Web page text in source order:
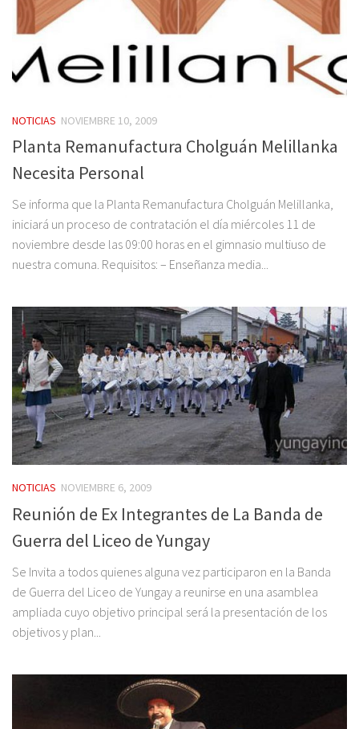
NOTICIAS NOVIEMBRE 10, 2009
Planta Remanufactura Cholguán Melillanka
Necesita Personal
Se informa que la Planta Remanufactura Cholguán Melillanka,
iniciará un proceso de contratación el día miércoles 11 de
noviembre desde las 09:00 horas en el gimnasio multiuso de
nuestra comuna. Requisitos: – Enseñanza media...
NOTICIAS NOVIEMBRE 6, 2009
Reunión de Ex Integrantes de La Banda de
Guerra del Liceo de Yungay
Se Invita a todos quienes alguna vez participaron en la Banda
de Guerra del Liceo de Yungay a reunirse en una asamblea
ampliada cuyo objetivo principal será la presentación de los
objetivos y plan...